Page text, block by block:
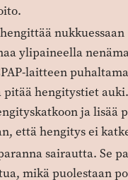
nukkuessaan
ylipaineella
laitteen puhaltama
hengitystiet
ja lisää
että hengitys ei
sairautta. Se
mikä puolestaan